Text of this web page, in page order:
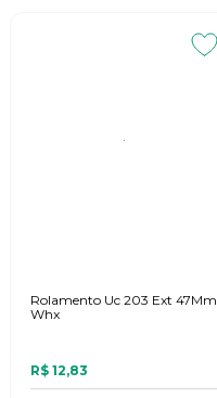
Rolamento Uc 203 Ext 47Mm
Whx
R$ 12,83